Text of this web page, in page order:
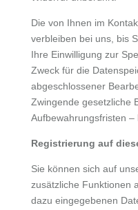
Die von Ihnen im
verbleiben bei uns, bis
Ihre Einwilligung zur
Zweck für die
abgeschlossener
Zwingende gesetzliche
Aufbewahrungsfristen –
Registrierung auf
Sie können sich auf
zusätzliche Funktionen
dazu eingegebenen